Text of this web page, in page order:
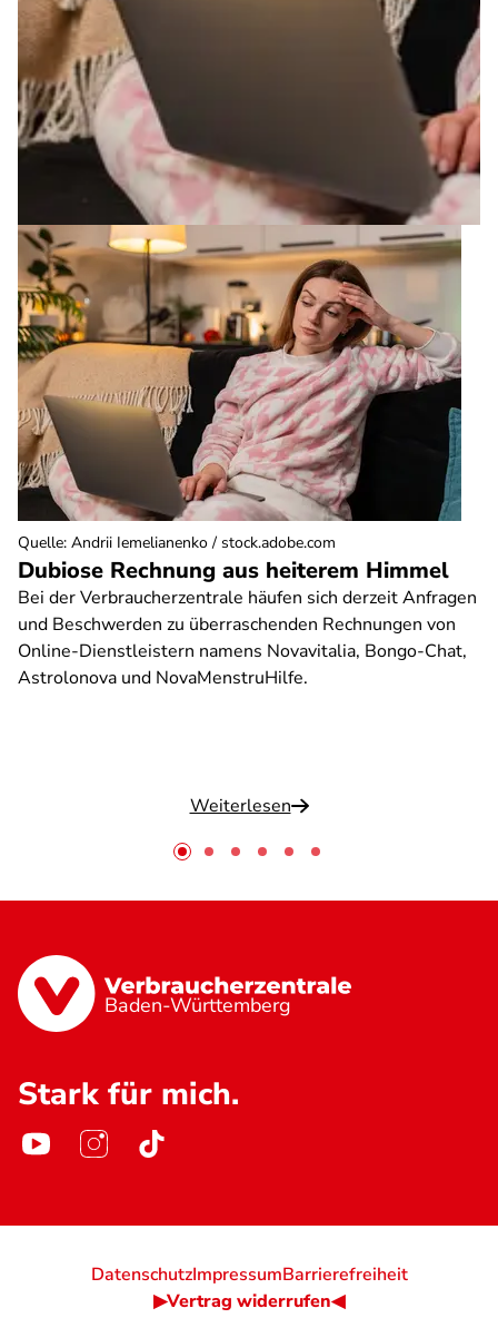
Dubiose Rechnung aus heiterem Himmel
Bei der Verbraucherzentrale häufen sich derzeit Anfragen
und Beschwerden zu überraschenden Rechnungen von
Online-Dienstleistern namens Novavitalia, Bongo-Chat,
Astrolonova und NovaMenstruHilfe.
Weiterlesen
Quelle: Andrii Iemelianenko / stock.adobe.com
Baden-Württemberg
Stark für mich.
DatenschutzImpressumBarrierefreiheit
▶Vertrag widerrufen◀